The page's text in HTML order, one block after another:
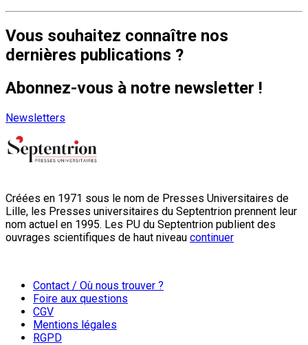
Vous souhaitez connaître nos
dernières publications ?
Abonnez-vous à notre newsletter !
Newsletters
Créées en 1971 sous le nom de Presses Universitaires de
Lille, les Presses universitaires du Septentrion prennent leur
nom actuel en 1995. Les PU du Septentrion publient des
ouvrages scientifiques de haut niveau continuer
Contact / Où nous trouver ?
Foire aux questions
CGV
Mentions légales
RGPD